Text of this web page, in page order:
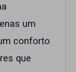
um
conforto
que